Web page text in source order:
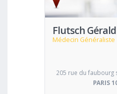
Flutsch Gérald
Médecin Généraliste
205 rue du faubourg
PARIS